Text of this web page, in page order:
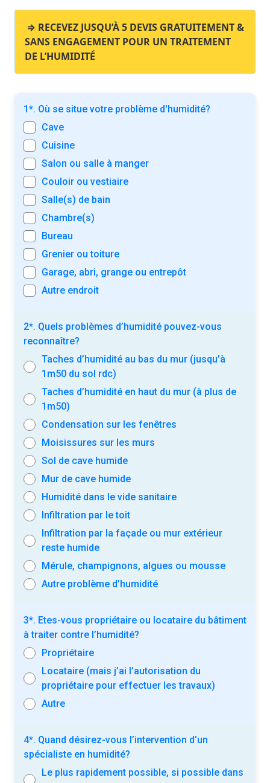
⇒ RECEVEZ JUSQU’À 5 DEVIS GRATUITEMENT &
SANS ENGAGEMENT POUR UN TRAITEMENT
DE L’HUMIDITÉ
1*. Où se situe votre problème d'humidité?
Cave
Cuisine
Salon ou salle à manger
Couloir ou vestiaire
Salle(s) de bain
Chambre(s)
Bureau
Grenier ou toiture
Garage, abri, grange ou entrepôt
Autre endroit
2*. Quels problèmes d’humidité pouvez-vous
reconnaître?
Taches d’humidité au bas du mur (jusqu’à
1m50 du sol rdc)
Taches d’humidité en haut du mur (à plus de
1m50)
Condensation sur les fenêtres
Moisissures sur les murs
Sol de cave humide
Mur de cave humide
Humidité dans le vide sanitaire
Infiltration par le toit
Infiltration par la façade ou mur extérieur
reste humide
Mérule, champignons, algues ou mousse
Autre problème d’humidité
3*. Etes-vous propriétaire ou locataire du bâtiment
à traiter contre l’humidité?
Propriétaire
Locataire (mais j’ai l’autorisation du
propriétaire pour effectuer les travaux)
Autre
4*. Quand désirez-vous l’intervention d’un
spécialiste en humidité?
Le plus rapidement possible, si possible dans